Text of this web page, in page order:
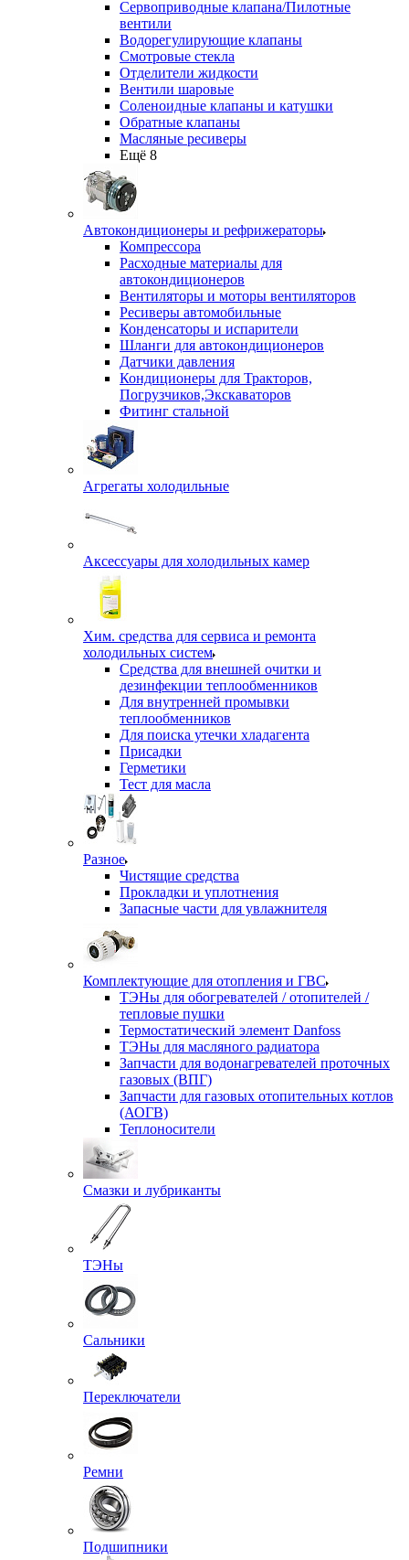
Сервоприводные клапана/Пилотные
вентили
Водорегулирующие клапаны
Смотровые стекла
Отделители жидкости
Вентили шаровые
Соленоидные клапаны и катушки
Обратные клапаны
Масляные ресиверы
Ещё 8
Автокондиционеры и рефрижераторы
Компрессора
Расходные материалы для
автокондиционеров
Вентиляторы и моторы вентиляторов
Ресиверы автомобильные
Конденсаторы и испарители
Шланги для автокондиционеров
Датчики давления
Кондиционеры для Тракторов,
Погрузчиков,Экскаваторов
Фитинг стальной
Агрегаты холодильные
Аксессуары для холодильных камер
Хим. средства для сервиса и ремонта
холодильных систем
Средства для внешней очитки и
дезинфекции теплообменников
Для внутренней промывки
теплообменников
Для поиска утечки хладагента
Присадки
Герметики
Тест для масла
Разное
Чистящие средства
Прокладки и уплотнения
Запасные части для увлажнителя
Комплектующие для отопления и ГВС
ТЭНы для обогревателей / отопителей /
тепловые пушки
Термостатический элемент Danfoss
ТЭНы для масляного радиатора
Запчасти для водонагревателей проточных
газовых (ВПГ)
Запчасти для газовых отопительных котлов
(АОГВ)
Теплоносители
Смазки и лубриканты
ТЭНы
Сальники
Переключатели
Ремни
Подшипники